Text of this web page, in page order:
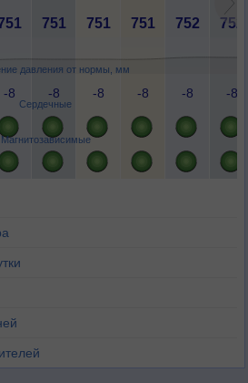
давления от нормы, мм
Сердечные
Магнитозависимые
751 751 751 752 752
-8 -8 -8 -8 -8 -8